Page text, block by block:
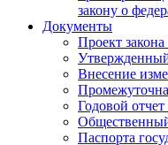
закону о
Документы
Проект
Внесение
Годовой
Паспорта